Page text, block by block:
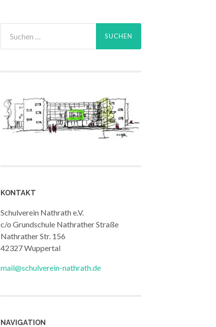
nach:
KONTAKT
Schulverein Nathrath e.V.
c/o Grundschule Nathrather Straße
Nathrather Str. 156
42327 Wuppertal
mail@schulverein-nathrath.de
NAVIGATION